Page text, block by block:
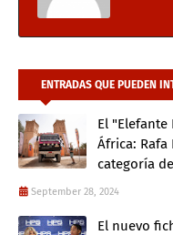
ENTRADAS QUE PUEDEN
El "Elefante
África:
categoría
September 28, 2024
El nuevo